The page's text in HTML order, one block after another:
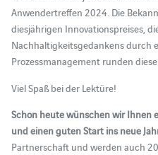
Anwendertreffen 2024. Die
diesjährigen Innovationspreises,
Nachhaltigkeitsgedankens durch
Prozessmanagement runden diese
Viel Spaß bei der Lektüre!
Schon heute wünschen wir Ihnen
und einen guten Start ins neue
Partnerschaft und werden auch